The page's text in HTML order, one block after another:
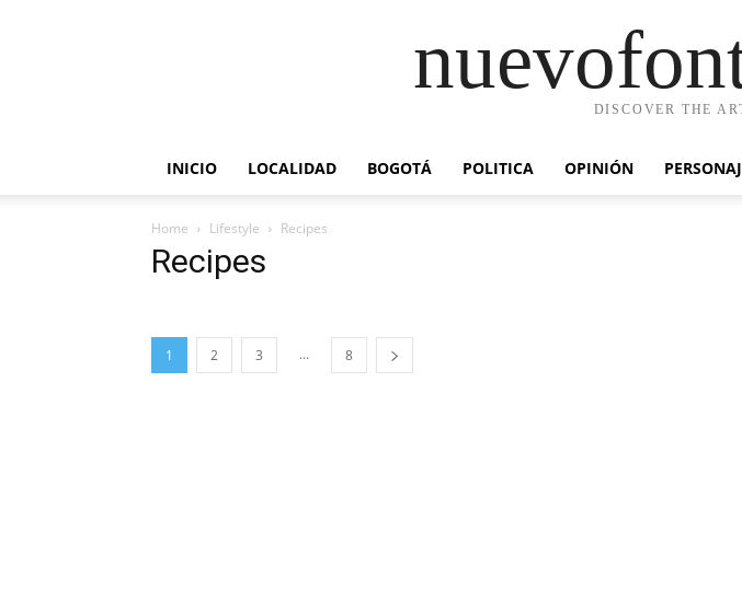
DISCOVER THE
INICIO LOCALIDAD BOGOTÁ POLITICA OPINIÓN
Home Lifestyle Recipes
Recipes
1 2 3 ... 8